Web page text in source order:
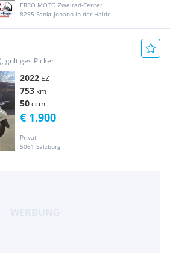
ERRO MOTO Zweirad-Center
8295 Sankt Johann in der Haide
gültiges Pickerl
2022 EZ
753 km
50ccm
Privat
5061 Salzburg
€ 1.900